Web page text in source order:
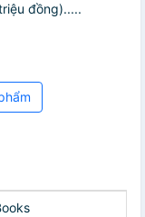
đồng).....